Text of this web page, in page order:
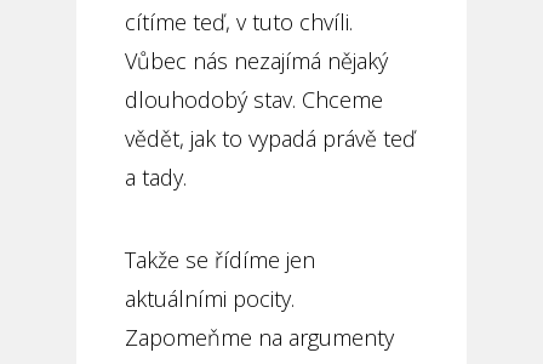
cítíme teď, v tuto chvíli.
Vůbec nás nezajímá nějaký
dlouhodobý stav. Chceme
vědět, jak to vypadá právě teď
a tady.
Takže se řídíme jen
aktuálními pocity.
Zapomeňme na argumenty